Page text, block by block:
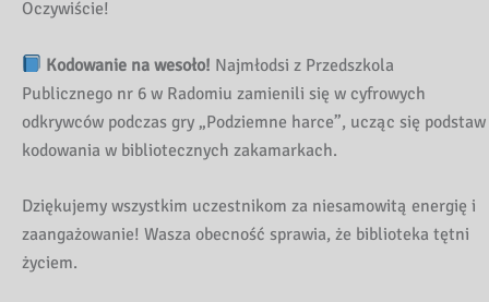
Oczywiście!
Kodowanie na wesoło! Najmłodsi z Przedszkola
Publicznego nr 6 w Radomiu zamienili się w cyfrowych
odkrywców podczas gry „Podziemne harce”, ucząc się podstaw
kodowania w bibliotecznych zakamarkach.
Dziękujemy wszystkim uczestnikom za niesamowitą energię i
zaangażowanie! Wasza obecność sprawia, że biblioteka tętni
życiem.